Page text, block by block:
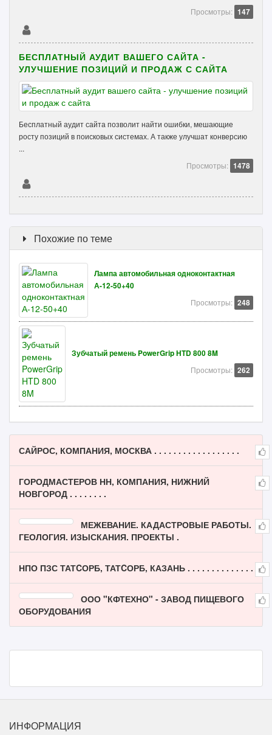
Просмотры: 147
БЕСПЛАТНЫЙ АУДИТ ВАШЕГО САЙТА -
УЛУЧШЕНИЕ ПОЗИЦИЙ И ПРОДАЖ С САЙТА
Бесплатный аудит сайта позволит найти ошибки, мешающие
росту позиций в поисковых системах. А также улучшат конверсию
...
Просмотры: 1478
Похожие по теме
Лампа автомобильная одноконтактная
А-12-50+40
Просмотры: 248
Зубчатый ремень PowerGrip HTD 800 8M
Просмотры: 262
САЙРОС, КОМПАНИЯ, МОСКВА . . . . . . . . . . . . . . . . . .
ГОРОДМАСТЕРОВ НН, КОМПАНИЯ, НИЖНИЙ
НОВГОРОД . . . . . . . .
МЕЖЕВАНИЕ. КАДАСТРОВЫЕ РАБОТЫ.
ГЕОЛОГИЯ. ИЗЫСКАНИЯ. ПРОЕКТЫ .
НПО ПЗС ТАТCОРБ, ТАТCОРБ, КАЗАНЬ . . . . . . . . . . . . . .
ООО "КФТЕХНО" - ЗАВОД ПИЩЕВОГО
ОБОРУДОВАНИЯ
ИНФОРМАЦИЯ